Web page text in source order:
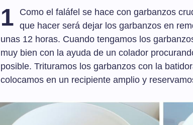
1
Como el faláfel se hace con garbanzos
que hacer será dejar los garbanzos en
unas 12 horas. Cuando tengamos los
muy bien con la ayuda de un colador
posible. Trituramos los garbanzos con la
colocamos en un recipiente amplio y